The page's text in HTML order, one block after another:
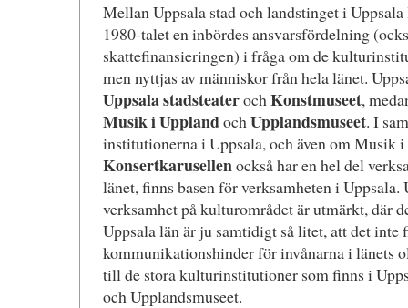
Mellan Uppsala stad och landstinget i
1980-talet en inbördes ansvarsfördelning
skattefinansieringen) i fråga om de
men nyttjas av människor från hela länet.
Uppsala stadsteaterochKonstmuseet,
Musik i UpplandochUpplandsmuseet. I
institutionerna i Uppsala, och även om Musik
Konsertkarusellenockså har en hel del
länet, finns basen för verksamheten i
verksamhet på kulturområdet är utmärkt, där
Uppsala län är ju samtidigt så litet, att det inte
kommunikationshinder för invånarna i länets
till de stora kulturinstitutioner som finns i
och Upplandsmuseet.